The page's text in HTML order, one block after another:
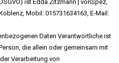
ist Edda Zitzmann | vonSpez,
Mobil: 015731634163, E-Mail:
Daten Verantwortliche ist
die allein oder gemeinsam mit
Verarbeitung von